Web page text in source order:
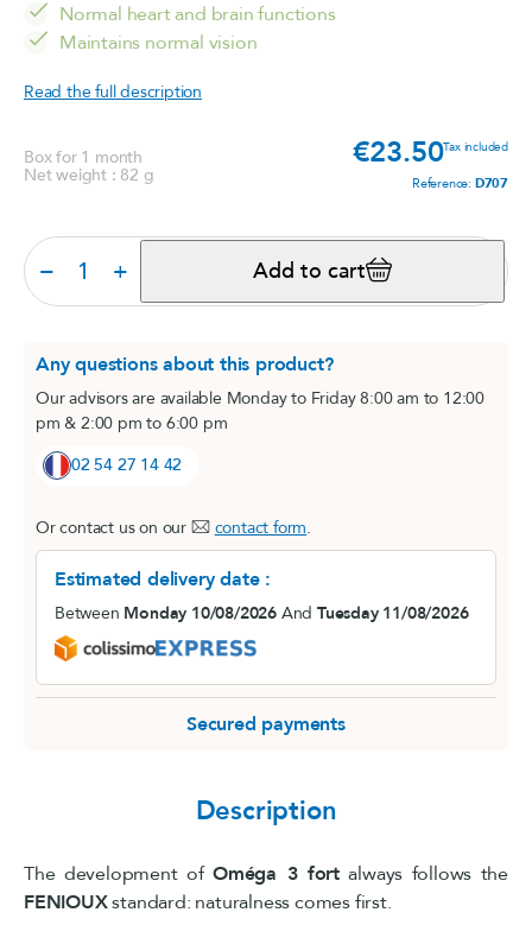
Normal heart and brain functions
Maintains normal vision
Read the full description
Box for 1 month
Net weight : 82 g
Price
€23.50Tax included
Reference: D707
− + Add to cart
Any questions about this product?
Our advisors are available Monday to Friday 8:00 am to 12:00
pm & 2:00 pm to 6:00 pm
02 54 27 14 42
Or contact us on our contact form.
Estimated delivery date :
Between Monday 10/08/2026 AndTuesday 11/08/2026
Secured payments
Description
The development ofOméga 3 fortalways follows the
FENIOUXstandard: naturalness comes first.